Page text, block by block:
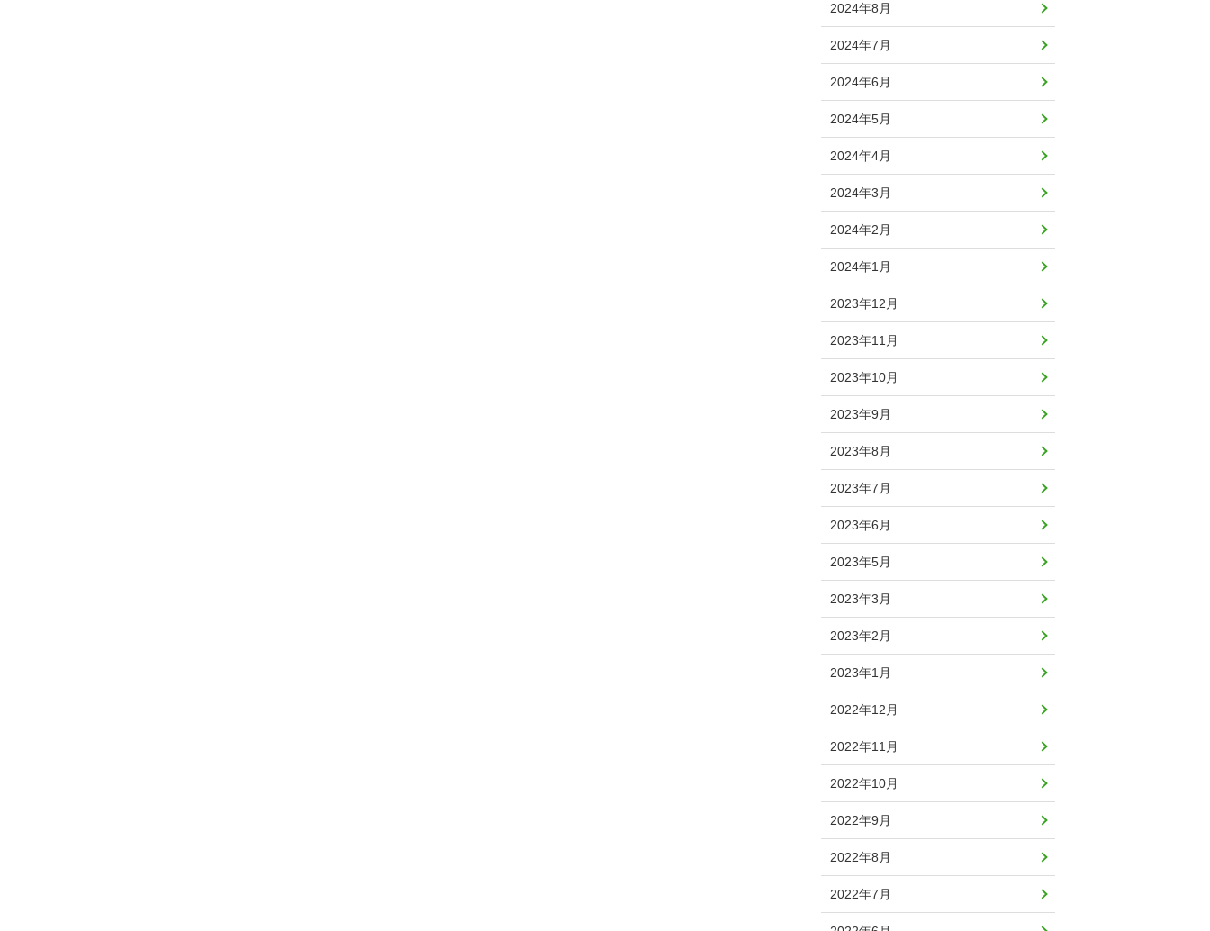
2024年8月
2024年7月
2024年6月
2024年5月
2024年4月
2024年3月
2024年2月
2024年1月
2023年12月
2023年11月
2023年10月
2023年9月
2023年8月
2023年7月
2023年6月
2023年5月
2023年3月
2023年2月
2023年1月
2022年12月
2022年11月
2022年10月
2022年9月
2022年8月
2022年7月